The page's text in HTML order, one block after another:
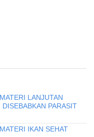
LANJUTAN
PARASIT
IKAN SEHAT